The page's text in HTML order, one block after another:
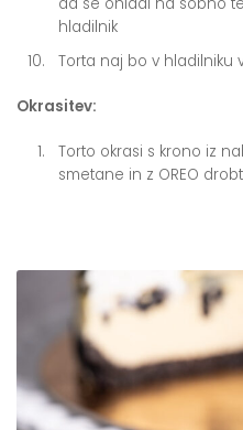
hladilnik
Torta naj bo v hladilniku
Okrasitev:
Torto okrasi s krono iz
smetane in z OREO